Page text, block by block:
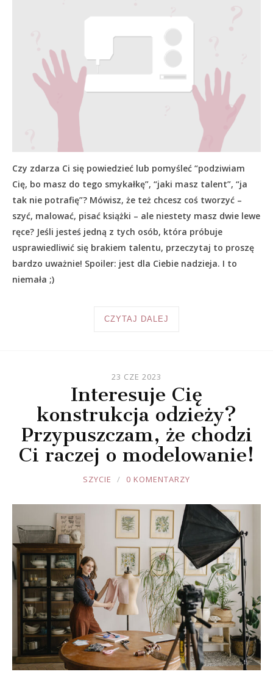
Czy zdarza Ci się powiedzieć lub pomyśleć “podziwiam
Cię, bo masz do tego smykałkę”, “jaki masz talent”, “ja
tak nie potrafię”? Mówisz, że też chcesz coś tworzyć –
szyć, malować, pisać książki – ale niestety masz dwie lewe
ręce? Jeśli jesteś jedną z tych osób, która próbuje
usprawiedliwić się brakiem talentu, przeczytaj to proszę
bardzo uważnie! Spoiler: jest dla Ciebie nadzieja. I to
niemała ;)
CZYTAJ DALEJ
23 CZE 2023
Interesuje Cię
konstrukcja odzieży?
Przypuszczam, że chodzi
Ci raczej o modelowanie!
JOULE
SZYCIE 0 KOMENTARZY